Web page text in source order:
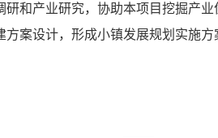
和产业研究，协助本项目挖掘产
案设计，形成小镇发展规划实施